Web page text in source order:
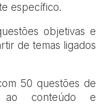
específico.
objetivas e
de temas ligados
50 questões de
ao conteúdo e